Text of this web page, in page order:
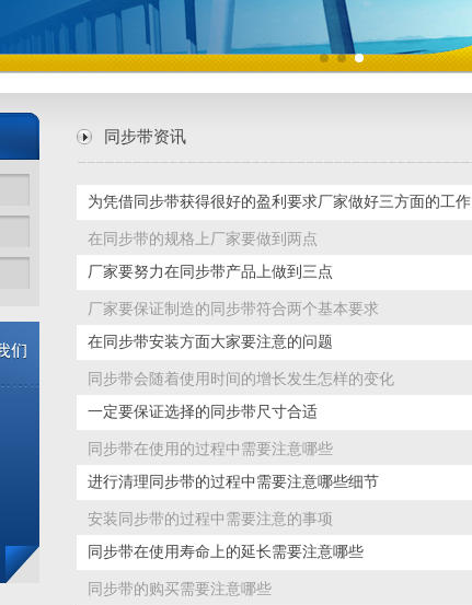
同步带资讯
为凭借同步带获得很好的盈利要求厂家做好三方面的工作
在同步带的规格上厂家要做到两点
厂家要努力在同步带产品上做到三点
厂家要保证制造的同步带符合两个基本要求
在同步带安装方面大家要注意的问题
同步带会随着使用时间的增长发生怎样的变化
一定要保证选择的同步带尺寸合适
同步带在使用的过程中需要注意哪些
进行清理同步带的过程中需要注意哪些细节
安装同步带的过程中需要注意的事项
同步带在使用寿命上的延长需要注意哪些
同步带的购买需要注意哪些